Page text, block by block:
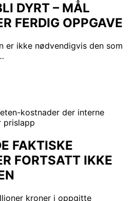
DYRT – MÅL
FERDIG OPPGAVE
er ikke nødvendigvis den som
FAKTISKE
FORTSATT IKKE
kroner i oppgitte